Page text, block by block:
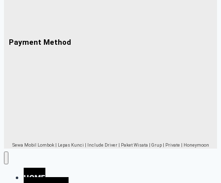
Payment Method
Sewa Mobil Lombok | Lepas Kunci | Include Driver | Paket Wisata | Grup | Private | Honeymoon
HOME